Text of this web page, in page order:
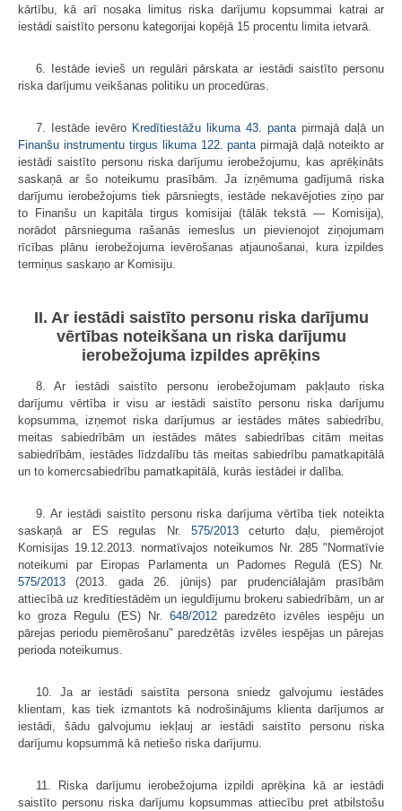
kārtību, kā arī nosaka limitus riska darījumu kopsummai katrai ar
iestādi saistīto personu kategorijai kopējā 15 procentu limita ietvarā.
6. Iestāde ievieš un regulāri pārskata ar iestādi saistīto personu
riska darījumu veikšanas politiku un procedūras.
7. Iestāde ievēro Kredītiestāžu likuma 43. panta pirmajā daļā un
Finanšu instrumentu tirgus likuma 122. panta pirmajā daļā noteikto ar
iestādi saistīto personu riska darījumu ierobežojumu, kas aprēķināts
saskaņā ar šo noteikumu prasībām. Ja izņēmuma gadījumā riska
darījumu ierobežojums tiek pārsniegts, iestāde nekavējoties ziņo par
to Finanšu un kapitāla tirgus komisijai (tālāk tekstā — Komisija),
norādot pārsnieguma rašanās iemeslus un pievienojot ziņojumam
rīcības plānu ierobežojuma ievērošanas atjaunošanai, kura izpildes
termiņus saskaņo ar Komisiju.
II. Ar iestādi saistīto personu riska darījumu
vērtības noteikšana un riska darījumu
ierobežojuma izpildes aprēķins
8. Ar iestādi saistīto personu ierobežojumam pakļauto riska
darījumu vērtība ir visu ar iestādi saistīto personu riska darījumu
kopsumma, izņemot riska darījumus ar iestādes mātes sabiedrību,
meitas sabiedrībām un iestādes mātes sabiedrības citām meitas
sabiedrībām, iestādes līdzdalību tās meitas sabiedrību pamatkapitālā
un to komercsabiedrību pamatkapitālā, kurās iestādei ir dalība.
9. Ar iestādi saistīto personu riska darījuma vērtība tiek noteikta
saskaņā ar ES regulas Nr. 575/2013ceturto daļu, piemērojot
Komisijas 19.12.2013. normatīvajos noteikumos Nr. 285 "Normatīvie
noteikumi par Eiropas Parlamenta un Padomes Regulā (ES) Nr.
575/2013 (2013. gada 26. jūnijs) par prudenciālajām prasībām
attiecībā uz kredītiestādēm un ieguldījumu brokeru sabiedrībām, un ar
ko groza Regulu (ES) Nr.648/2012 paredzēto izvēles iespēju un
pārejas periodu piemērošanu" paredzētās izvēles iespējas un pārejas
perioda noteikumus.
10. Ja ar iestādi saistīta persona sniedz galvojumu iestādes
klientam, kas tiek izmantots kā nodrošinājums klienta darījumos ar
iestādi, šādu galvojumu iekļauj ar iestādi saistīto personu riska
darījumu kopsummā kā netiešo riska darījumu.
11. Riska darījumu ierobežojuma izpildi aprēķina kā ar iestādi
saistīto personu riska darījumu kopsummas attiecību pret atbilstošu